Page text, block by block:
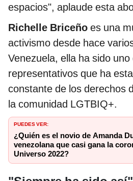
espacios", aplaude esta
Richelle Briceño es una
activismo desde hace
Venezuela, ella ha sido
representativos que ha
constante de los derechos
la comunidad LGTBIQ+.
PUEDES VER:
¿Quién es el novio de Amanda
venezolana que casi gana la
Universo 2022?